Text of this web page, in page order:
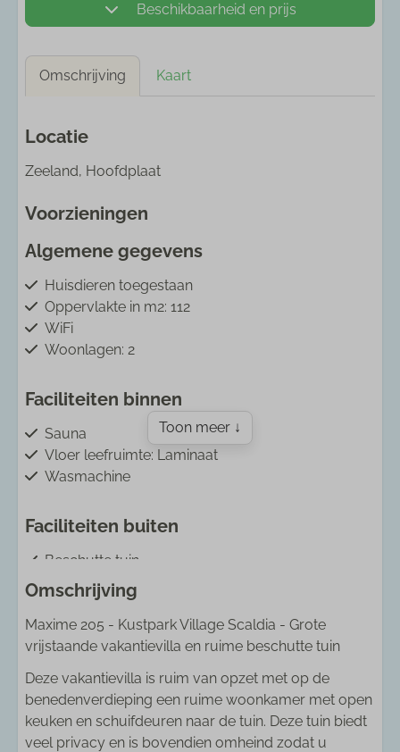
Beschikbaarheid en prijs
Omschrijving Kaart
Locatie
Zeeland, Hoofdplaat
Voorzieningen
Algemene gegevens
Huisdieren toegestaan
Oppervlakte in m2: 112
WiFi
Woonlagen: 2
Faciliteiten binnen
Sauna
Vloer leefruimte: Laminaat
Wasmachine
Faciliteiten buiten
Beschutte tuin
Volledig omheinde tuin
Parkeren aantal auto's: 1
Parkeren op eigen terrein
Tuinmeubels
Ligging accommodatie
Toon meer ↓
Omschrijving
Maxime 205 - Kustpark Village Scaldia - Grote
vrijstaande vakantievilla en ruime beschutte tuin
Deze vakantievilla is ruim van opzet met op de
benedenverdieping een ruime woonkamer met open
keuken en schuifdeuren naar de tuin. Deze tuin biedt
veel privacy en is bovendien omheind zodat u